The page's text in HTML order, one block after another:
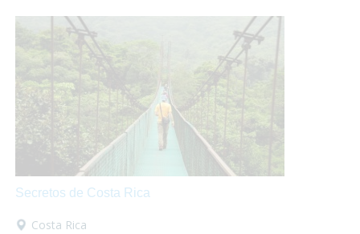
Secretos de Costa Rica
Costa Rica